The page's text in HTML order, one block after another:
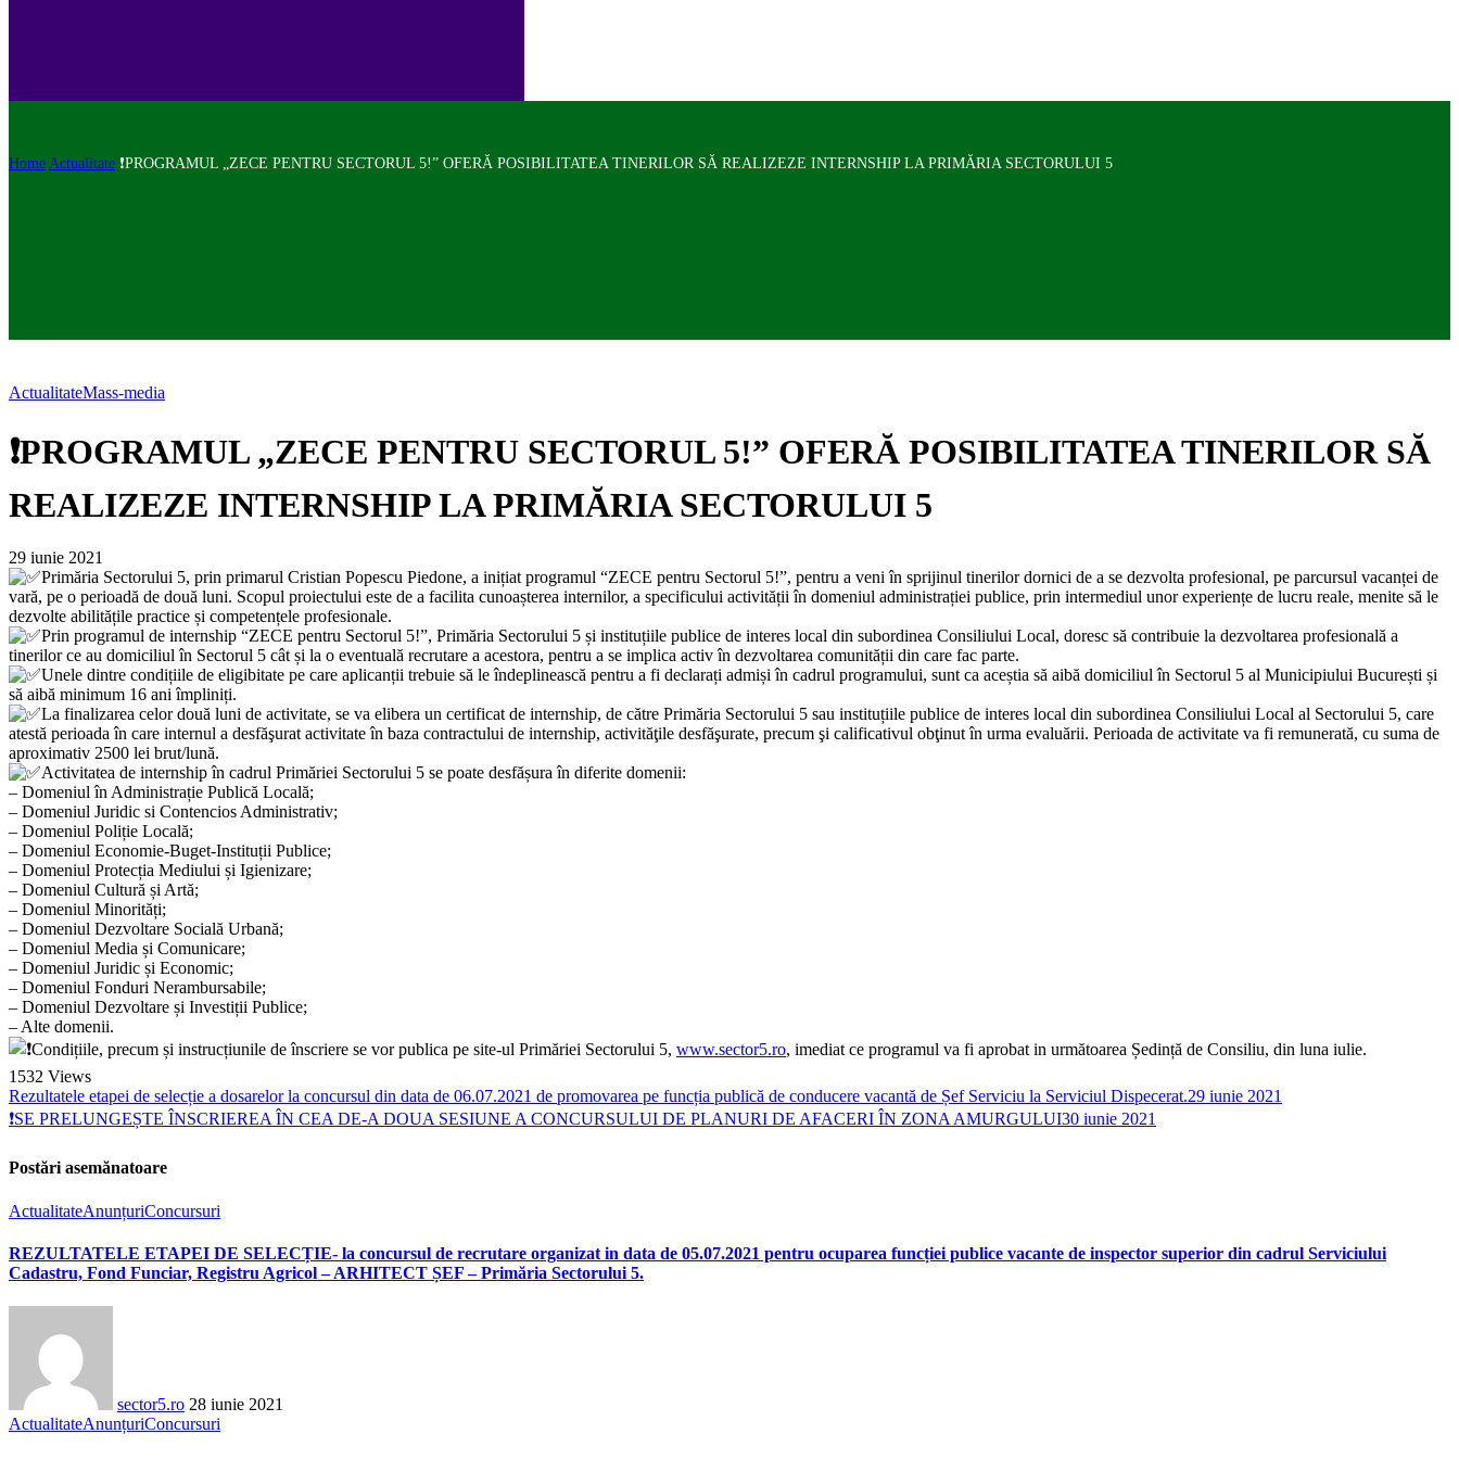
Home Actualitate ❗PROGRAMUL „ZECE PENTRU SECTORUL 5!” OFERĂ POSIBILITATEA TINERILOR SĂ REALIZEZE INTERNSHIP LA PRIMĂRIA SECTORULUI 5
ActualitateMass-media
❗PROGRAMUL „ZECE PENTRU SECTORUL 5!” OFERĂ POSIBILITATEA TINERILOR SĂ
REALIZEZE INTERNSHIP LA PRIMĂRIA SECTORULUI 5
29 iunie 2021
Primăria Sectorului 5, prin primarul Cristian Popescu Piedone, a inițiat programul “ZECE pentru Sectorul 5!”, pentru a veni în sprijinul tinerilor dornici de a se dezvolta profesional, pe parcursul vacanței de
vară, pe o perioadă de două luni. Scopul proiectului este de a facilita cunoașterea internilor, a specificului activității în domeniul administrației publice, prin intermediul unor experiențe de lucru reale, menite să le
dezvolte abilitățile practice și competențele profesionale.
Prin programul de internship “ZECE pentru Sectorul 5!”, Primăria Sectorului 5 și instituțiile publice de interes local din subordinea Consiliului Local, doresc să contribuie la dezvoltarea profesională a
tinerilor ce au domiciliul în Sectorul 5 cât și la o eventuală recrutare a acestora, pentru a se implica activ în dezvoltarea comunității din care fac parte.
Unele dintre condițiile de eligibitate pe care aplicanții trebuie să le îndeplinească pentru a fi declarați admiși în cadrul programului, sunt ca aceștia să aibă domiciliul în Sectorul 5 al Municipiului București și
să aibă minimum 16 ani împliniți.
La finalizarea celor două luni de activitate, se va elibera un certificat de internship, de către Primăria Sectorului 5 sau instituțiile publice de interes local din subordinea Consiliului Local al Sectorului 5, care
atestă perioada în care internul a desfăşurat activitate în baza contractului de internship, activităţile desfăşurate, precum şi calificativul obţinut în urma evaluării. Perioada de activitate va fi remunerată, cu suma de
aproximativ 2500 lei brut/lună.
Activitatea de internship în cadrul Primăriei Sectorului 5 se poate desfășura în diferite domenii:
– Domeniul în Administrație Publică Locală;
– Domeniul Juridic si Contencios Administrativ;
– Domeniul Poliție Locală;
– Domeniul Economie-Buget-Instituții Publice;
– Domeniul Protecția Mediului și Igienizare;
– Domeniul Cultură și Artă;
– Domeniul Minorități;
– Domeniul Dezvoltare Socială Urbană;
– Domeniul Media și Comunicare;
– Domeniul Juridic și Economic;
– Domeniul Fonduri Nerambursabile;
– Domeniul Dezvoltare și Investiții Publice;
– Alte domenii.
Condițiile, precum și instrucțiunile de înscriere se vor publica pe site-ul Primăriei Sectorului 5, www.sector5.ro, imediat ce programul va fi aprobat in următoarea Ședință de Consiliu, din luna iulie.
1532 Views
Rezultatele etapei de selecție a dosarelor la concursul din data de 06.07.2021 de promovarea pe funcția publică de conducere vacantă de Șef Serviciu la Serviciul Dispecerat.29 iunie 2021
❗SE PRELUNGEȘTE ÎNSCRIEREA ÎN CEA DE-A DOUA SESIUNE A CONCURSULUI DE PLANURI DE AFACERI ÎN ZONA AMURGULUI30 iunie 2021
Postări asemănatoare
ActualitateAnunțuriConcursuri
REZULTATELE ETAPEI DE SELECȚIE- la concursul de recrutare organizat in data de 05.07.2021 pentru ocuparea funcției publice vacante de inspector superior din cadrul Serviciului
Cadastru, Fond Funciar, Registru Agricol – ARHITECT ȘEF – Primăria Sectorului 5.
sector5.ro 28 iunie 2021
ActualitateAnunțuriConcursuri